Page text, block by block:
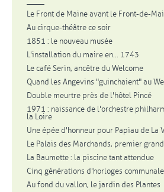
Le Front de Maine avant le Front-de-
Au cirque-théâtre ce soir
1851 : le nouveau musée
L'installation du maire en... 1743
Le café Serin, ancêtre du Welcome
Quand les Angevins "guinchaient" au
Double meurtre près de l'hôtel Pincé
1971 : naissance de l'orchestre
la Loire
Une épée d'honneur pour Papiau de La
Le Palais des Marchands, premier
La Baumette : la piscine tant attendue
Cinq générations d'horloges
Au fond du vallon, le jardin des Plantes